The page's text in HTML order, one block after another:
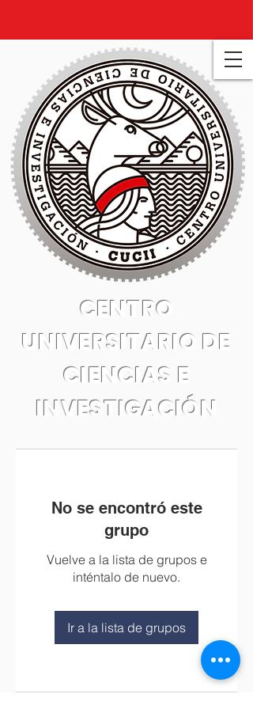
CENTRO
UNIVERSITARIO DE
CIENCIAS E
INVESTIGACIÓN
No se encontró este
grupo
Vuelve a la lista de grupos e
inténtalo de nuevo.
Ir a la lista de grupos